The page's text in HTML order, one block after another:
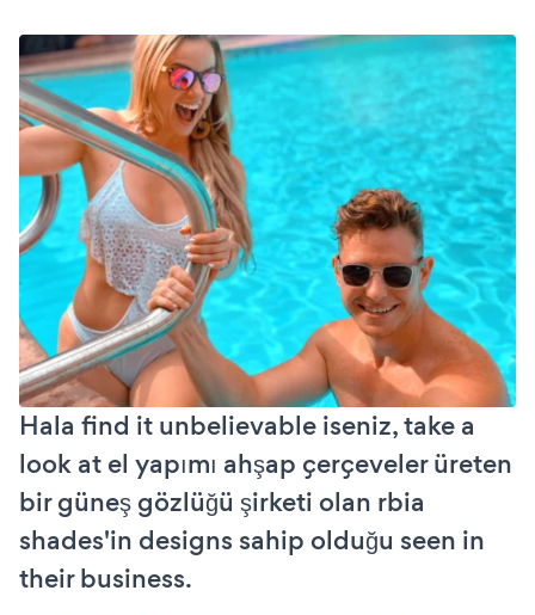
Hala find it unbelievable iseniz, take a
look at el yapımı ahşap çerçeveler üreten
bir güneş gözlüğü şirketi olan rbia
shades'in designs sahip olduğu seen in
their business.